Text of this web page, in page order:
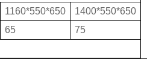
1160*550*650
1400*550*650
65
75